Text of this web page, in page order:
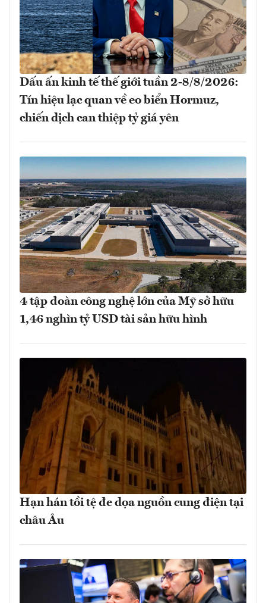
Dấu ấn kinh tế thế giới tuần 2-8/8/2026:
Tín hiệu lạc quan về eo biển Hormuz,
chiến dịch can thiệp tỷ giá yên
4 tập đoàn công nghệ lớn của Mỹ sở hữu
1,46 nghìn tỷ USD tài sản hữu hình
Hạn hán tồi tệ đe dọa nguồn cung điện tại
châu Âu